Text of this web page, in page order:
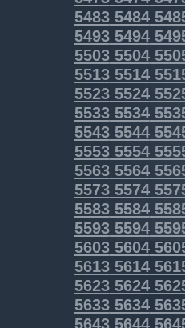
54835484
54935494
55035504
55135514
55235524
55335534
55435544
55535554
55635564
55735574
55835584
55935594
56035604
56135614
56235624
56335634
56435644